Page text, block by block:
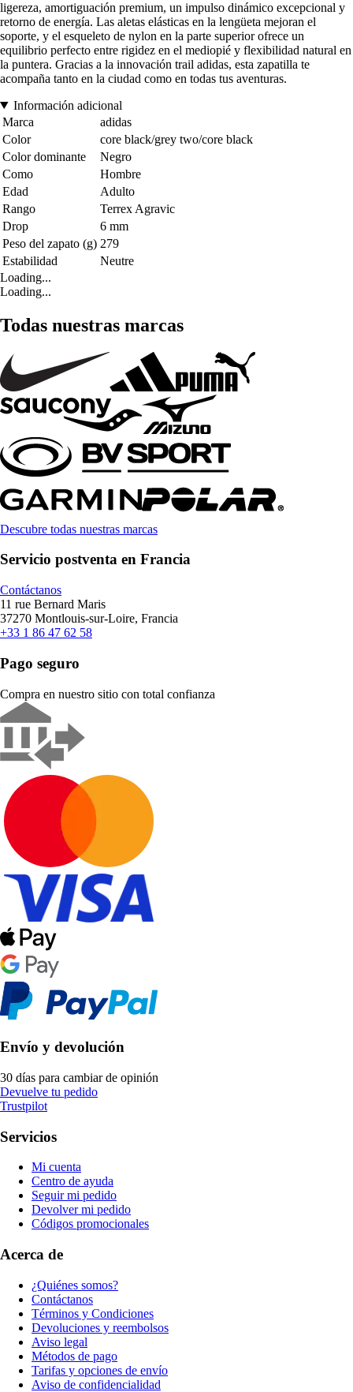
ligereza, amortiguación premium, un impulso dinámico excepcional y
retorno de energía. Las aletas elásticas en la lengüeta mejoran el
soporte, y el esqueleto de nylon en la parte superior ofrece un
equilibrio perfecto entre rigidez en el mediopié y flexibilidad natural en
la puntera. Gracias a la innovación trail adidas, esta zapatilla te
acompaña tanto en la ciudad como en todas tus aventuras.
Información adicional
Marca
adidas
Color
core black/grey two/core black
Color dominante
Negro
Como
Hombre
Edad
Adulto
Rango
Terrex Agravic
Drop
6 mm
Peso del zapato (g) 279
Estabilidad
Neutre
Loading...
Loading...
Todas nuestras marcas
Descubre todas nuestras marcas
Servicio postventa en Francia
Contáctanos
11 rue Bernard Maris
37270 Montlouis-sur-Loire, Francia
+33 1 86 47 62 58
Pago seguro
Compra en nuestro sitio con total confianza
Envío y devolución
30 días para cambiar de opinión
Devuelve tu pedido
Trustpilot
Servicios
Mi cuenta
Centro de ayuda
Seguir mi pedido
Devolver mi pedido
Códigos promocionales
Acerca de
¿Quiénes somos?
Contáctanos
Términos y Condiciones
Devoluciones y reembolsos
Aviso legal
Métodos de pago
Tarifas y opciones de envío
Aviso de confidencialidad